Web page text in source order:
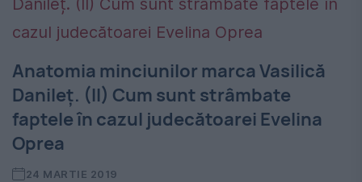
Anatomia minciunilor marca Vasilică
Danileț. (II) Cum sunt strâmbate
faptele în cazul judecătoarei Evelina
Oprea
24 MARTIE 2019